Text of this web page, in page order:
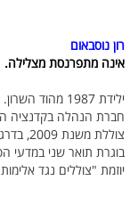
רון נוסבאום
אינה מתפרנסת מצלילה.
ילידת 1987 מהוד השרון.
חברת הנהלה בקדנציה
צוללת משנת 2009, בדרגת מדריך עוזר ומתנדבת ב"משמר הים" מזה 6 שנים.
בוגרת תואר שני במדעי
יוזמת "צוללים נגד